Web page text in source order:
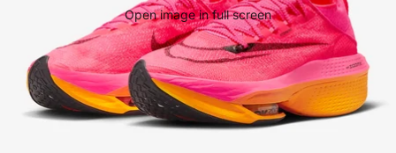
Open image in full screen